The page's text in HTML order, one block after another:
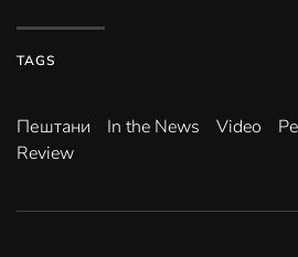
TAGS
Пештани In the News Video
Review